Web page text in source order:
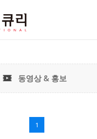
동영상 & 홍보
1